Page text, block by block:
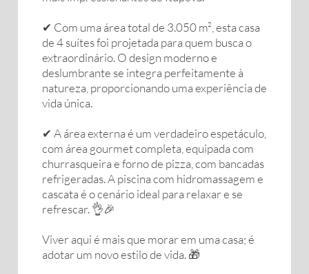
✔ Com uma área total de 3.050 m², esta casa
de 4 suítes foi projetada para quem busca o
extraordinário. O design moderno e
deslumbrante se integra perfeitamente à
natureza, proporcionando uma experiência de
vida única.
✔ A área externa é um verdadeiro espetáculo,
com área gourmet completa, equipada com
churrasqueira e forno de pizza, com bancadas
refrigeradas. A piscina com hidromassagem e
cascata é o cenário ideal para relaxar e se
refrescar. 👌🎉
Viver aqui é mais que morar em uma casa; é
adotar um novo estilo de vida. 🎁